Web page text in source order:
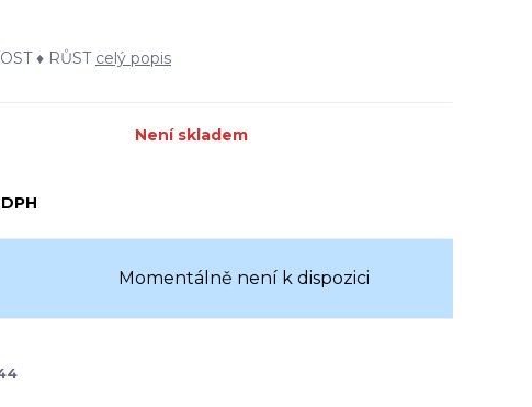
♦ RŮST celý popis
Není skladem
Momentálně není k dispozici